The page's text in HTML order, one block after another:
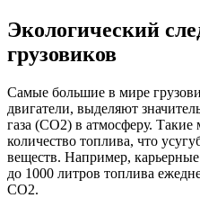
Экологический
грузовиков
Самые большие в мире
двигатели, выделяют
газа (CO2) в атмосферу.
количество топлива, что
веществ. Например,
до 1000 литров топлива
CO2.